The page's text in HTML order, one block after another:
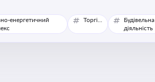
енергетичний
Торгівля
Будівельна
діяльність